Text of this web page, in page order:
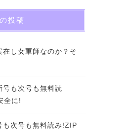
投稿
し女軍師なのか？そ
号も次号も無料読
全に!
も次号も無料読み!ZIP